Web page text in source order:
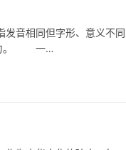
同但字形、意义不同的
力。 一…